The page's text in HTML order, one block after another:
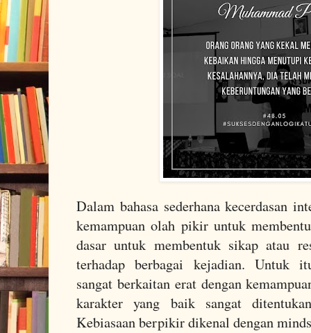
Dalam bahasa sederhana kecerdasan
kemampuan olah pikir untuk
dasar untuk membentuk sikap atau
terhadap berbagai kejadian. Untuk
sangat berkaitan erat dengan
karakter yang baik sangat
Kebiasaan berpikir dikenal dengan